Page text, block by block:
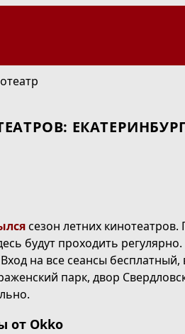
сезон летних
будут проходить
Вход на все сеансы
парк, двор
от Okko